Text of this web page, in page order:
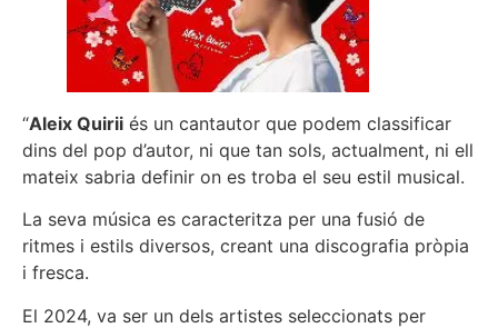
“Aleix Quirii és un cantautor que podem classificar
dins del pop d’autor, ni que tan sols, actualment, ni ell
mateix sabria definir on es troba el seu estil musical.
La seva música es caracteritza per una fusió de
ritmes i estils diversos, creant una discografia pròpia
i fresca.
El 2024, va ser un dels artistes seleccionats per